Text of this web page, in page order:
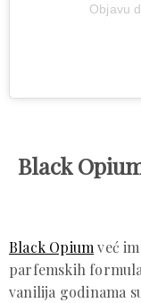
Objavu
Black
Black Opiumveć
parfemskih
vanilija godinama